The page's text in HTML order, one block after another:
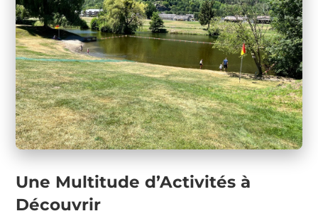
Une Multitude d’Activités à
Découvrir